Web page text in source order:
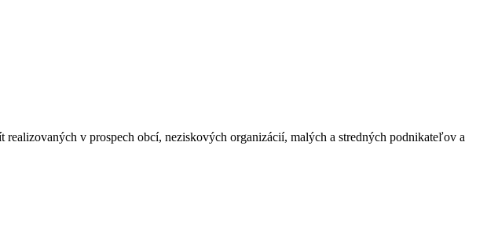
v prospech obcí, neziskových organizácií, malých a stredných podnikateľov a